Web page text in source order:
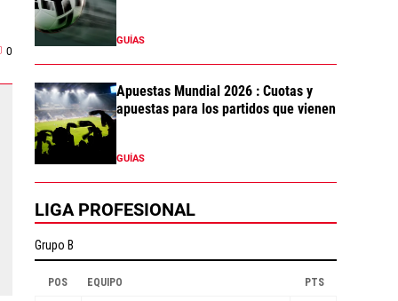
0
GUÍAS
Apuestas Mundial 2026 : Cuotas y
apuestas para los partidos que vienen
GUÍAS
LIGA PROFESIONAL